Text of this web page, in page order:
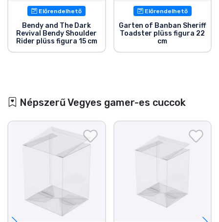
Előrendelhető
Bendy and The Dark
Revival Bendy Shoulder
Rider plüss figura 15 cm
Előrendelhető
Garten of Banban Sheriff
Toadster plüss figura 22
cm
Népszerű Vegyes gamer-es cuccok